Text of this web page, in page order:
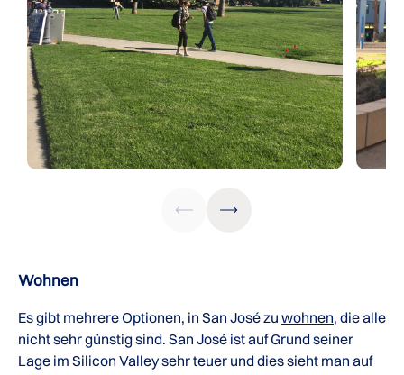
Wohnen
Es gibt mehrere Optionen, in San José zu wohnen, die alle
nicht sehr günstig sind. San José ist auf Grund seiner
Lage im Silicon Valley sehr teuer und dies sieht man auf